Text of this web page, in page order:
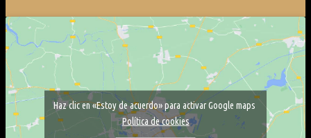
Haz clic en «Estoy de acuerdo» para activar Google maps
Política de cookies